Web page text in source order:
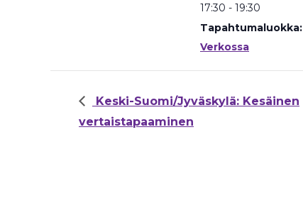
17:30 - 19:30
Tapahtumaluokka:
Verkossa
Keski-Suomi/Jyväskylä: Kesäinen
vertaistapaaminen